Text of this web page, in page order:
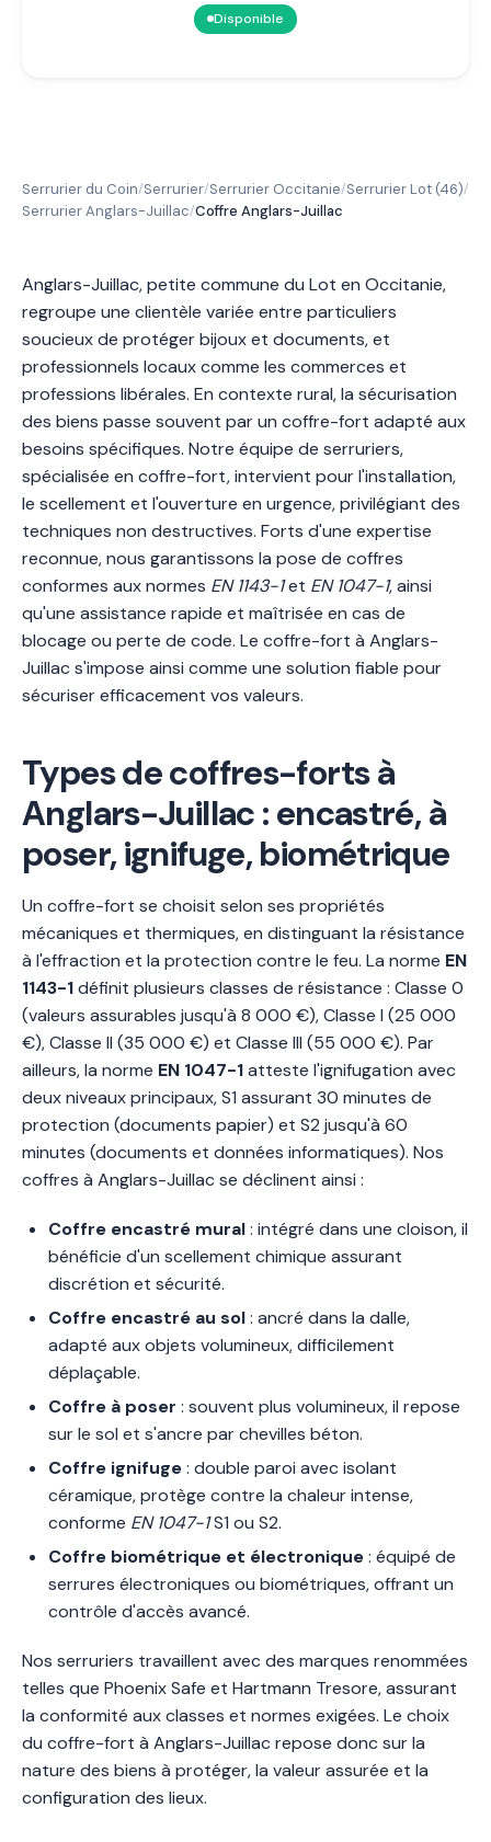
Disponible
Serrurier du Coin/Serrurier/Serrurier Occitanie/Serrurier Lot (46)/
Serrurier Anglars-Juillac/Coffre Anglars-Juillac
Anglars-Juillac, petite commune du Lot en Occitanie,
regroupe une clientèle variée entre particuliers
soucieux de protéger bijoux et documents, et
professionnels locaux comme les commerces et
professions libérales. En contexte rural, la sécurisation
des biens passe souvent par un coffre-fort adapté aux
besoins spécifiques. Notre équipe de serruriers,
spécialisée en coffre-fort, intervient pour l'installation,
le scellement et l'ouverture en urgence, privilégiant des
techniques non destructives. Forts d'une expertise
reconnue, nous garantissons la pose de coffres
conformes aux normes EN 1143-1et EN 1047-1, ainsi
qu'une assistance rapide et maîtrisée en cas de
blocage ou perte de code. Le coffre-fort à Anglars-
Juillac s'impose ainsi comme une solution fiable pour
sécuriser efficacement vos valeurs.
Types de coffres-forts à
Anglars-Juillac : encastré, à
poser, ignifuge, biométrique
Un coffre-fort se choisit selon ses propriétés
mécaniques et thermiques, en distinguant la résistance
à l'effraction et la protection contre le feu. La norme EN
1143-1définit plusieurs classes de résistance : Classe 0
(valeurs assurables jusqu'à 8 000 €), Classe I (25 000
€), Classe II (35 000 €) et Classe III (55 000 €). Par
ailleurs, la norme EN 1047-1atteste l'ignifugation avec
deux niveaux principaux, S1 assurant 30 minutes de
protection (documents papier) et S2 jusqu'à 60
minutes (documents et données informatiques). Nos
coffres à Anglars-Juillac se déclinent ainsi :
Coffre encastré mural: intégré dans une cloison, il
bénéficie d'un scellement chimique assurant
discrétion et sécurité.
Coffre encastré au sol: ancré dans la dalle,
adapté aux objets volumineux, difficilement
déplaçable.
Coffre à poser : souvent plus volumineux, il repose
sur le sol et s'ancre par chevilles béton.
Coffre ignifuge: double paroi avec isolant
céramique, protège contre la chaleur intense,
conforme EN 1047-1S1 ou S2.
Coffre biométrique et électronique: équipé de
serrures électroniques ou biométriques, offrant un
contrôle d'accès avancé.
Nos serruriers travaillent avec des marques renommées
telles que Phoenix Safe et Hartmann Tresore, assurant
la conformité aux classes et normes exigées. Le choix
du coffre-fort à Anglars-Juillac repose donc sur la
nature des biens à protéger, la valeur assurée et la
configuration des lieux.